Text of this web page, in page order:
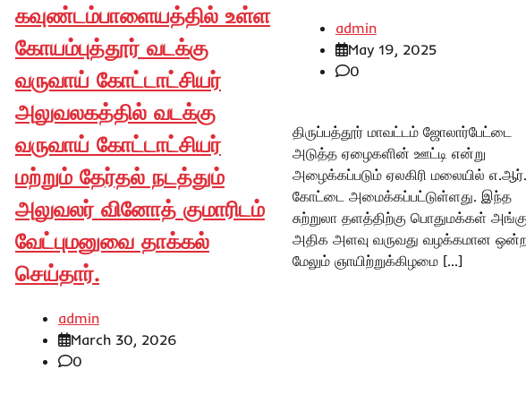
கவுண்டம்பாளையத்தில் உள்ள
கோயம்புத்தூர் வடக்கு
வருவாய் கோட்டாட்சியர்
அலுவலகத்தில் வடக்கு
வருவாய் கோட்டாட்சியர்
மற்றும் தேர்தல் நடத்தும்
அலுவலர் வினோத் குமாரிடம்
வேட்புமனுவை தாக்கல்
செய்தார்.
admin
March 30, 2026
0
admin
May 19, 2025
0
திருப்பத்தூர் மாவட்டம் ஜோலார்பேட்டை
அடுத்த ஏழைகளின் ஊட்டி என்று
அழைக்கப்படும் ஏலகிரி மலையில்
கோட்டை அமைக்கப்பட்டுள்ளது. இந்த
சுற்றுலா தளத்திற்கு பொதுமக்கள்
அதிக அளவு வருவது வழக்கமான
மேலும் ஞாயிற்றுக்கிழமை […]